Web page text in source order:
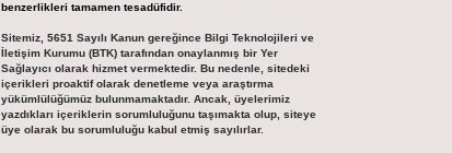
benzerlikleri tamamen tesadüfidir.
Sitemiz, 5651 Sayılı Kanun gereğince Bilgi Teknolojileri ve
İletişim Kurumu (BTK) tarafından onaylanmış bir Yer
Sağlayıcı olarak hizmet vermektedir. Bu nedenle, sitedeki
içerikleri proaktif olarak denetleme veya araştırma
yükümlülüğümüz bulunmamaktadır. Ancak, üyelerimiz
yazdıkları içeriklerin sorumluluğunu taşımakta olup, siteye
üye olarak bu sorumluluğu kabul etmiş sayılırlar.